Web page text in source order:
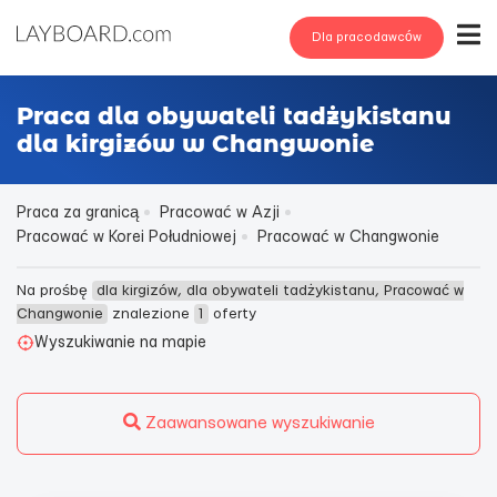
Dla pracodawców
Praca dla obywateli tadżykistanu
dla kirgizów w Changwonie
Praca za granicą
Pracować w Azji
Pracować w Korei Południowej
Pracować w Changwonie
Na prośbę dla kirgizów, dla obywateli tadżykistanu, Pracować w
Changwonie
znalezione 1
oferty
Wyszukiwanie na mapie
Zaawansowane wyszukiwanie